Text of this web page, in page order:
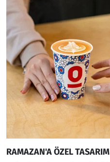
RAMAZAN'A ÖZEL TASARIM